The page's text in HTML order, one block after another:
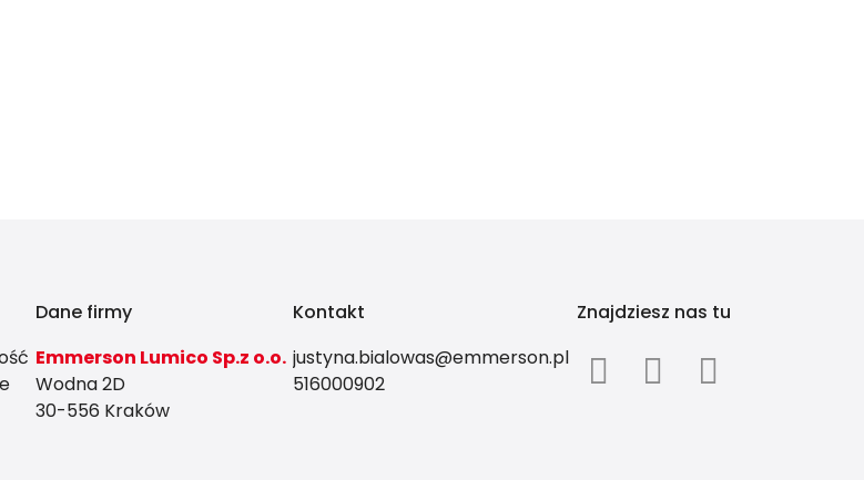
Dane firmy
Emmerson Lumico Sp.z o.o.
Wodna 2D
30-556 Kraków
Kontakt
justyna.bialowas@emmerson.pl
516000902
Znajdziesz nas tu